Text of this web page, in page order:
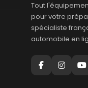
Tout
pour votre
spécialiste
automobile en